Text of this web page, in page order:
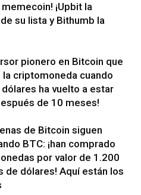
¡Upbit la
su lista y Bithumb la
pionero en Bitcoin que
criptomoneda cuando
dólares ha vuelto a estar
de 10 meses!
de Bitcoin siguen
BTC: ¡han comprado
por valor de 1.200
de dólares! Aquí están los